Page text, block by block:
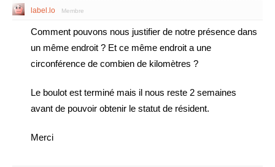
label.lo Membre
Comment pouvons nous justifier de notre présence dans
un même endroit ? Et ce même endroit a une
circonférence de combien de kilomètres ?
Le boulot est terminé mais il nous reste 2 semaines
avant de pouvoir obtenir le statut de résident.
Merci